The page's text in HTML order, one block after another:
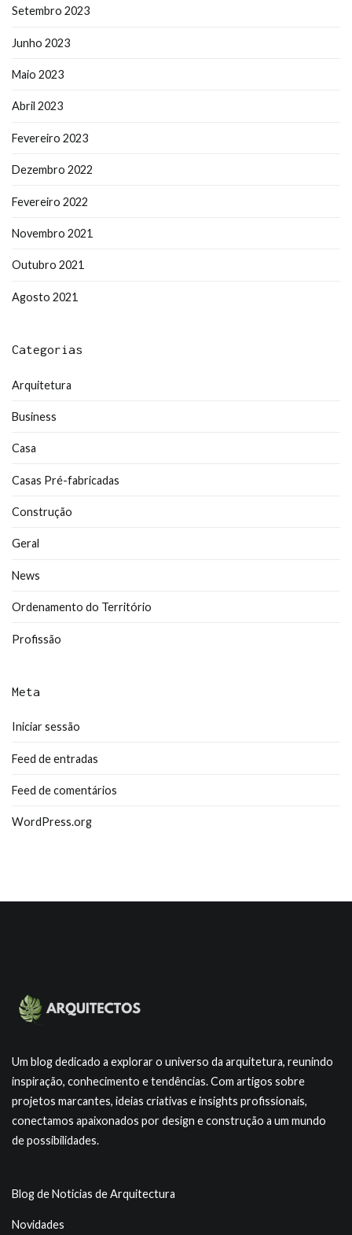
Setembro 2023
Junho 2023
Maio 2023
Abril 2023
Fevereiro 2023
Dezembro 2022
Fevereiro 2022
Novembro 2021
Outubro 2021
Agosto 2021
Categorias
Arquitetura
Business
Casa
Casas Pré-fabricadas
Construção
Geral
News
Ordenamento do Território
Profissão
Meta
Iniciar sessão
Feed de entradas
Feed de comentários
WordPress.org
Um blog dedicado a explorar o universo da arquitetura, reunindo
inspiração, conhecimento e tendências. Com artigos sobre
projetos marcantes, ideias criativas e insights profissionais,
conectamos apaixonados por design e construção a um mundo
de possibilidades.
Blog de Noticias de Arquitectura
Novidades